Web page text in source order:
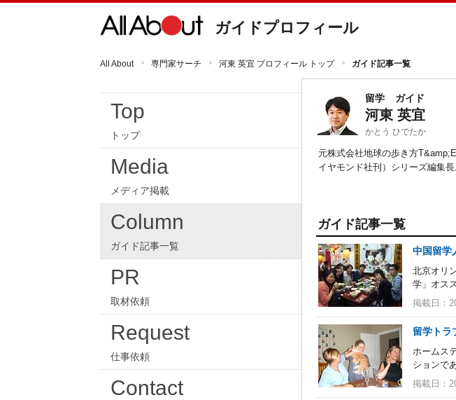
ガイドプロフィール
All About 専門家サーチ 河東 英宜 プロフィール トップ ガイド記事一覧
Top
トップ
Media
メディア掲載
Column
ガイド記事一覧
PR
取材依頼
Request
仕事依頼
Contact
留学 ガイド
河東 英宜
かとう ひでたか
元株式会社地球の歩き方
イヤモンド社刊）シリーズ編集長
ガイド記事一覧
中国留学
北京オリ
学」オス
掲載日：
留学トラ
ホームス
ションで
掲載日：